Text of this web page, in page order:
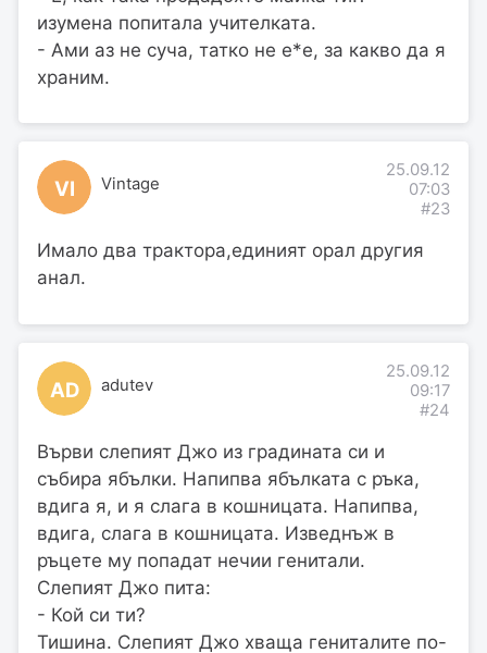
изумена попитала учителката.
- Ами аз не суча, татко не е*е, за какво да я
храним.
VI Vintage
25.09.12
07:03
#23
Имало два трактора,единият орал другия
анал.
AD adutev
25.09.12
09:17
#24
Върви слепият Джо из градината си и
събира ябълки. Напипва ябълката с ръка,
вдига я, и я слага в кошницата. Напипва,
вдига, слага в кошницата. Изведнъж в
ръцете му попадат нечии генитали.
Слепият Джо пита:
- Кой си ти?
Тишина. Слепият Джо хваща гениталите по-